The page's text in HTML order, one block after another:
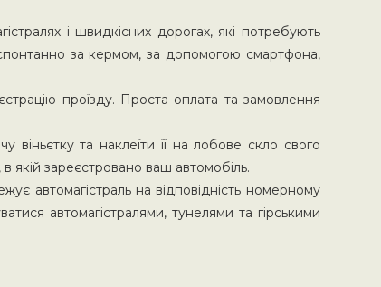
і швидкісних дорогах, які потребують
за кермом, за допомогою смартфона,
проїзду. Проста оплата та замовлення
віньєтку та наклеїти її на лобове скло свого
якій зареєстровано ваш автомобіль.
автомагістраль на відповідність номерному
автомагістралями, тунелями та гірськими